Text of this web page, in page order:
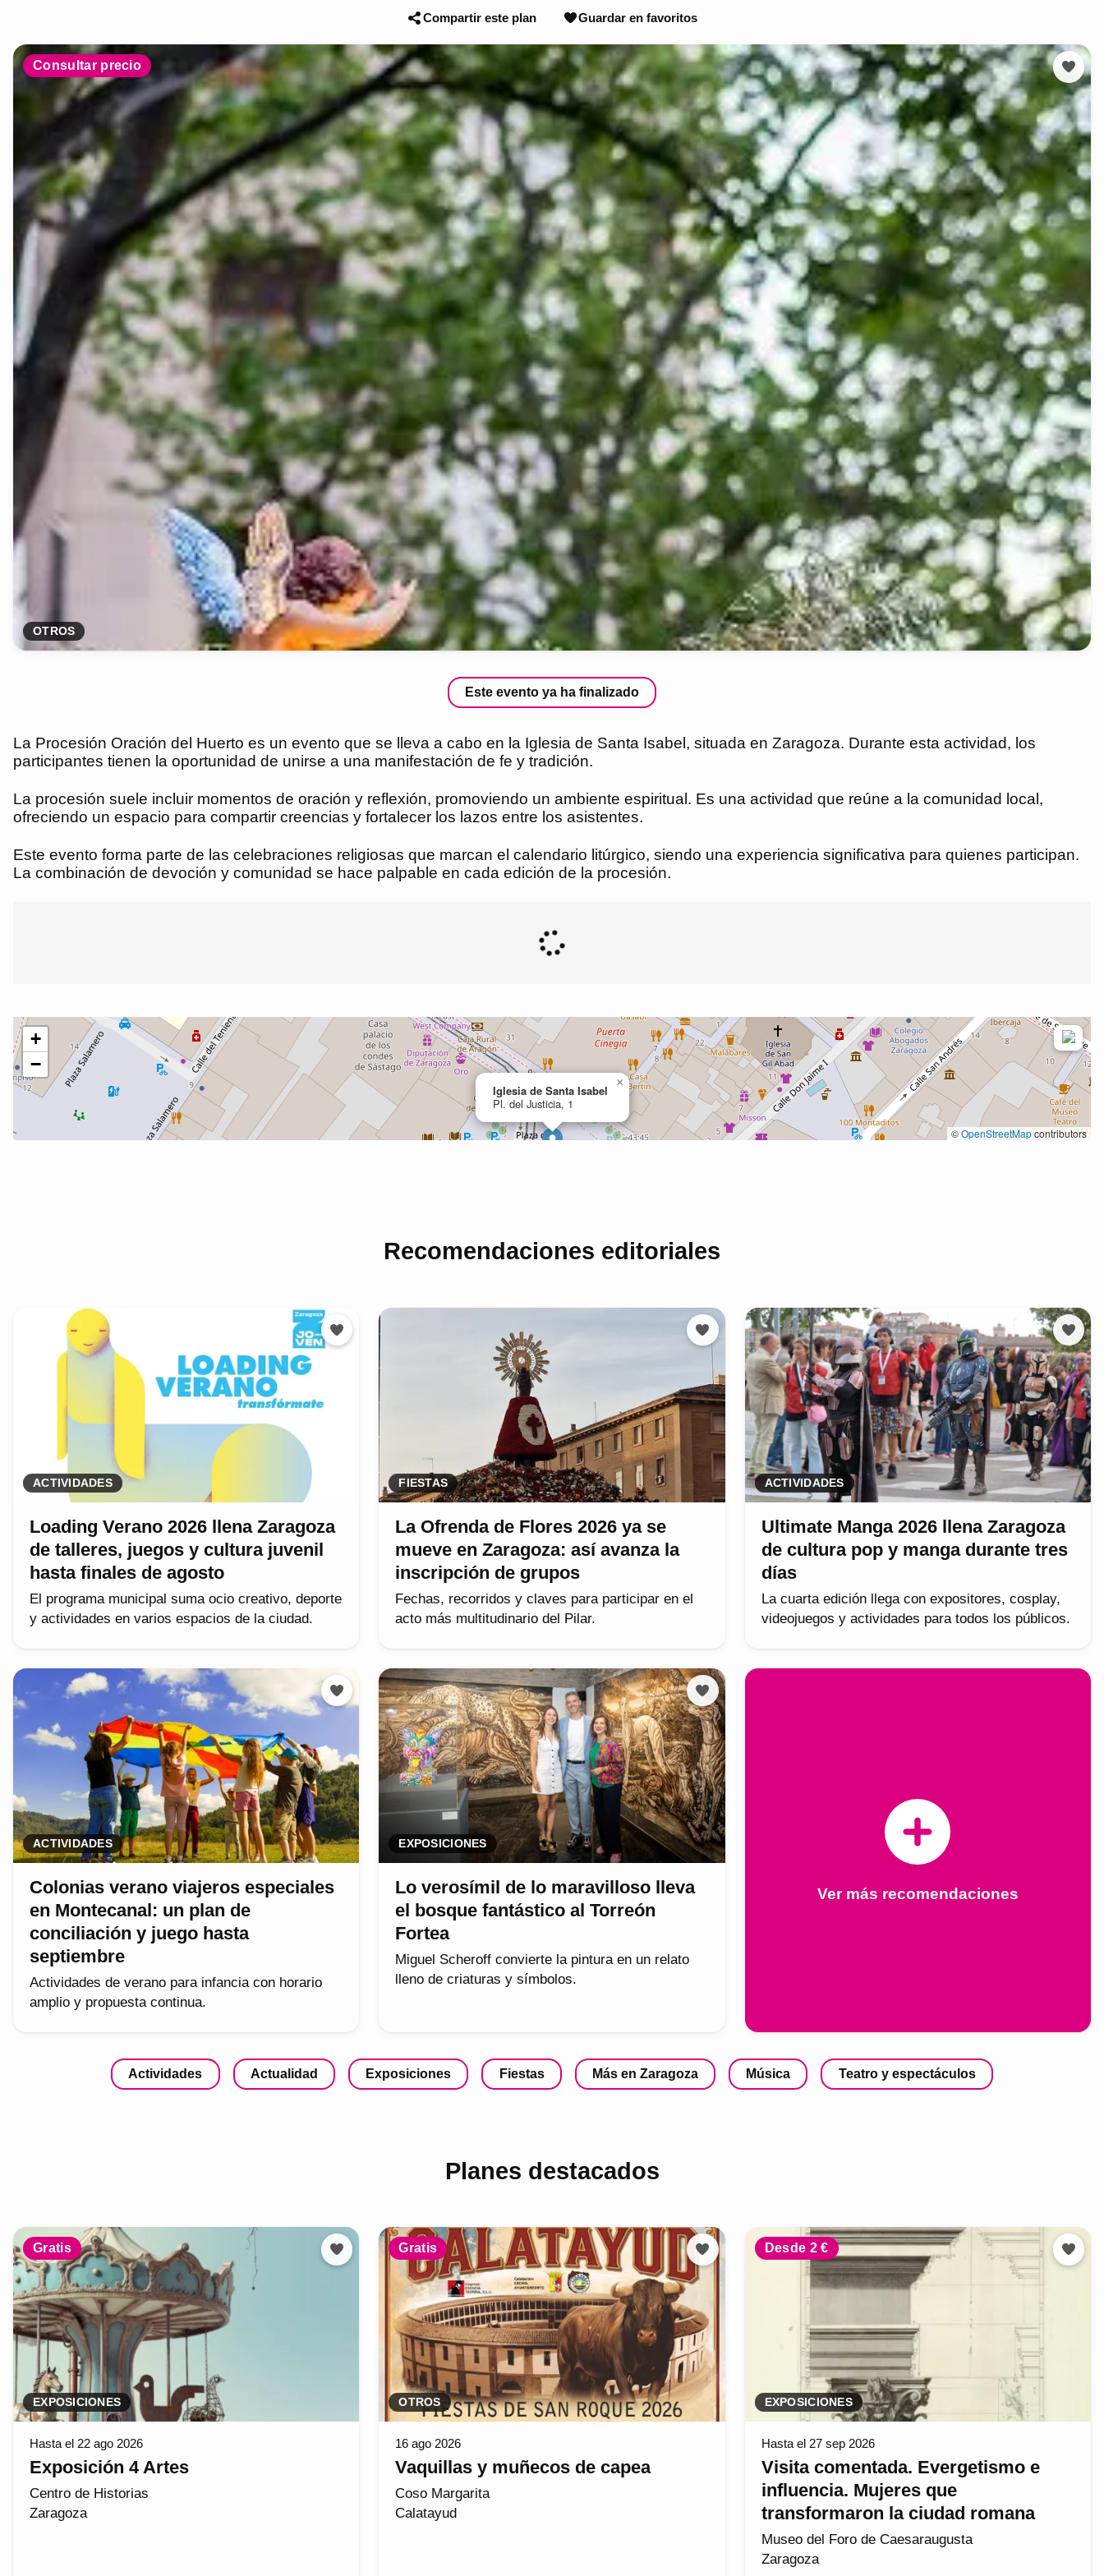
Compartir este plan Guardar en favoritos
Consultar precio
OTROS
Este evento ya ha finalizado
La Procesión Oración del Huerto es un evento que se lleva a cabo en la Iglesia de Santa Isabel, situada en Zaragoza. Durante esta actividad, los
participantes tienen la oportunidad de unirse a una manifestación de fe y tradición.
La procesión suele incluir momentos de oración y reflexión, promoviendo un ambiente espiritual. Es una actividad que reúne a la comunidad local,
ofreciendo un espacio para compartir creencias y fortalecer los lazos entre los asistentes.
Este evento forma parte de las celebraciones religiosas que marcan el calendario litúrgico, siendo una experiencia significativa para quienes participan.
La combinación de devoción y comunidad se hace palpable en cada edición de la procesión.
Recomendaciones editoriales
ACTIVIDADES
Loading Verano 2026 llena Zaragoza
de talleres, juegos y cultura juvenil
hasta finales de agosto
El programa municipal suma ocio creativo, deporte
y actividades en varios espacios de la ciudad.
FIESTAS
La Ofrenda de Flores 2026 ya se
mueve en Zaragoza: así avanza la
inscripción de grupos
Fechas, recorridos y claves para participar en el
acto más multitudinario del Pilar.
ACTIVIDADES
Ultimate Manga 2026 llena Zaragoza
de cultura pop y manga durante tres
días
La cuarta edición llega con expositores, cosplay,
videojuegos y actividades para todos los públicos.
ACTIVIDADES
Colonias verano viajeros especiales
en Montecanal: un plan de
conciliación y juego hasta
septiembre
Actividades de verano para infancia con horario
amplio y propuesta continua.
EXPOSICIONES
Lo verosímil de lo maravilloso lleva
el bosque fantástico al Torreón
Fortea
Miguel Scheroff convierte la pintura en un relato
lleno de criaturas y símbolos.
Ver más recomendaciones
Actividades Actualidad Exposiciones Fiestas Más en Zaragoza Música Teatro y espectáculos
Planes destacados
Gratis
EXPOSICIONES
Hasta el 22 ago 2026
Exposición 4 Artes
Centro de Historias
Zaragoza
Gratis
OTROS
16 ago 2026
Vaquillas y muñecos de capea
Coso Margarita
Calatayud
Desde 2 €
EXPOSICIONES
Hasta el 27 sep 2026
Visita comentada. Evergetismo e
influencia. Mujeres que
transformaron la ciudad romana
Museo del Foro de Caesaraugusta
Zaragoza